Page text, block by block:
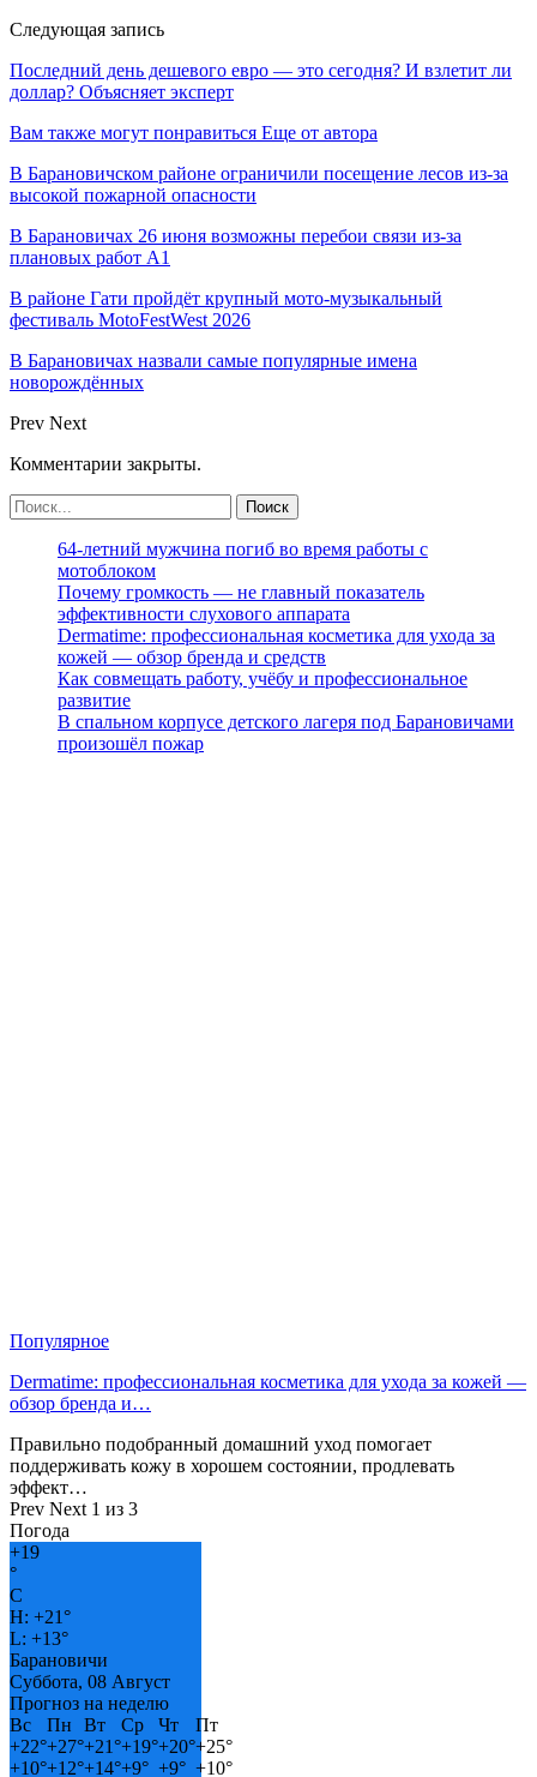
Следующая запись
Последний день дешевого евро — это сегодня? И взлетит ли
доллар? Объясняет эксперт
Вам также могут понравиться Еще от автора
В Барановичском районе ограничили посещение лесов из-за
высокой пожарной опасности
В Барановичах 26 июня возможны перебои связи из-за
плановых работ A1
В районе Гати пройдёт крупный мото-музыкальный
фестиваль MotoFestWest 2026
В Барановичах назвали самые популярные имена
новорождённых
Prev Next
Комментарии закрыты.
64-летний мужчина погиб во время работы с
мотоблоком
Почему громкость — не главный показатель
эффективности слухового аппарата
Dermatime: профессиональная косметика для ухода за
кожей — обзор бренда и средств
Как совмещать работу, учёбу и профессиональное
развитие
В спальном корпусе детского лагеря под Барановичами
произошёл пожар
Популярное
Dermatime: профессиональная косметика для ухода за кожей —
обзор бренда и…
Правильно подобранный домашний уход помогает
поддерживать кожу в хорошем состоянии, продлевать
эффект…
Prev Next 1 из 3
Погода
+19
°
C
H: +21°
L: +13°
Барановичи
Суббота, 08 Август
Прогноз на неделю
Вс
Пн Вт Ср Чт
Пт
+22°+27°+21°+19°+20°+25°
+10°+12°+14°+9° +9° +10°